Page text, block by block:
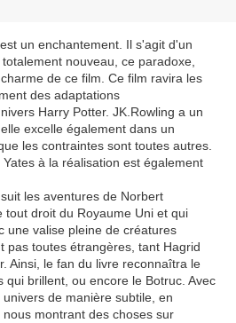
un enchantement. Il s'agit d'un
nouveau, ce paradoxe,
de ce film. Ce film ravira les
des adaptations
Harry Potter. JK.Rowling a un
excelle également dans un
les contraintes sont toutes autres.
à la réalisation est également
les aventures de Norbert
tout droit du Royaume Uni et qui
une valise pleine de créatures
pas toutes étrangères, tant Hagrid
Ainsi, le fan du livre reconnaîtra le
qui brillent, ou encore le Botruc. Avec
de manière subtile, en
montrant des choses sur